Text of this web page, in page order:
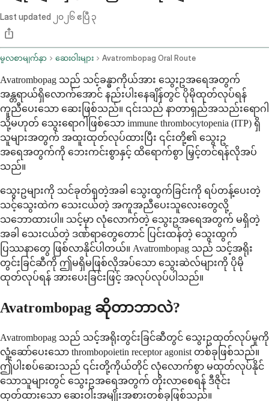
Last updated ၂၀၂၆ ဧပြီ ၃
မူလစာမျက်နှာ ဆေးဝါးများ Avatrombopag Oral Route
Avatrombopag သည် သင့်ခန္ဓာကိုယ်အား သွေးဥအရေအတွက်
အန္တရာယ်ရှိလောက်အောင် နည်းပါးနေချိန်တွင် ပိုမိုထုတ်လုပ်ရန်
ကူညီပေးသော ဆေးဖြစ်သည်။ ၎င်းသည် နာတာရှည်အသည်းရောဂါ
သို့မဟုတ် သွေးရောဂါဖြစ်သော immune thrombocytopenia (ITP) ရှိ
သူများအတွက် အထူးထုတ်လုပ်ထားပြီး ၎င်းတို့၏ သွေးဥ
အရေအတွက်ကို ဘေးကင်းစွာနှင့် ထိရောက်စွာ မြှင့်တင်ရန်လိုအပ်
သည်။
သွေးဥများကို သင်ခုတ်ရှတဲ့အခါ သွေးထွက်ခြင်းကို ရပ်တန့်ပေးတဲ့
သင့်သွေးထဲက သေးငယ်တဲ့ အကူအညီပေးသူလေးတွေလို့
သဘောထားပါ။ သင့်မှာ လုံလောက်တဲ့ သွေးဥအရေအတွက် မရှိတဲ့
အခါ သေးငယ်တဲ့ ဒဏ်ရာတွေတောင် ပြင်းထန်တဲ့ သွေးထွက်
ပြဿနာတွေ ဖြစ်လာနိုင်ပါတယ်။ Avatrombopag သည် သင့်အရိုး
တွင်းခြင်ဆီကို ဤမရှိမဖြစ်လိုအပ်သော သွေးဆဲလ်များကို ပိုမို
ထုတ်လုပ်ရန် အားပေးခြင်းဖြင့် အလုပ်လုပ်ပါသည်။
Avatrombopag ဆိုတာဘာလဲ?
Avatrombopag သည် သင့်အရိုးတွင်းခြင်ဆီတွင် သွေးဥထုတ်လုပ်မှုကို
လှုံ့ဆော်ပေးသော thrombopoietin receptor agonist တစ်ခုဖြစ်သည်။
ဤပါးစပ်ဆေးသည် ၎င်းတို့ကိုယ်တိုင် လုံလောက်စွာ မထုတ်လုပ်နိုင်
သောသူများတွင် သွေးဥအရေအတွက် တိုးလာစေရန် ဒီဇိုင်း
ထုတ်ထားသော ဆေးဝါးအမျိုးအစားတစ်ခုဖြစ်သည်။